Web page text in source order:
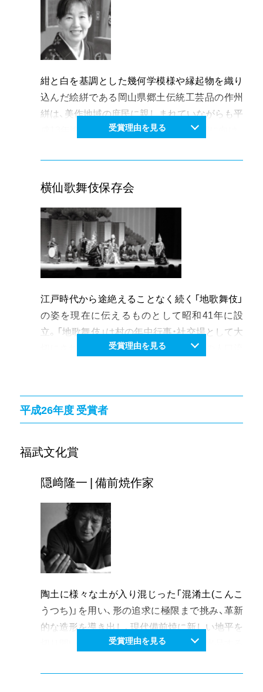
数オーケストラと共演するコンサートや岡山を
はじめ全国でリサイタルを開催しクラシックの
普及にも積極的に取り組んでいる。岡山が誇る
ピアニストとして将来を嘱望されている。
紺と白を基調とした幾何学模様や縁起物を織り
込んだ絵絣である岡山県郷土伝統工芸品の作州
絣は、美作地域の庶民に親しまれていながらも平
成13年途絶えかけていた。作州絣の復興に向け、
「手織作州絣」の継続製造者として岡山県から認
定を受ける。また「作州絣を育てる会」を「作州絣
保存会」に改め、伝統工芸伝承の普及と後継者育
成に心を砕き多方面で活動を続けている姿勢が
高く評価された。
織り人養成講座や地元の小中高等学校での伝承
継承授業をはじめ、平成26年には機織りの実演
見学や糸紡紡ぎ体験などができる「作州絣工芸
館」（津山市西今町）をオープンさせ、作品の販売
も行い観光産業としても成り立つよう取り組ん
でいる。
受賞理由を見る
横仙歌舞伎保存会
江戸時代から途絶えることなく続く「地歌舞伎」
の姿を現在に伝えるものとして昭和41年に設
立。「地歌舞伎」は村の年中行事・社交場として大
切にされてきたが戦後、農村からの若者の人口流
職員を採用するなど存続に向けて町を挙げた保
存伝承の取り組みを行い、今日まで継承されてい
年間4回の定期公演に加え、県内外への出張公演
など積極的な活動を展開する傍ら、「こども歌舞
伎教室」や地元小学校3年生の総合学習時間に1
者育成にも努めている。長きにわたる活動は県
内伝統芸能の範となっており、地域文化の向上に
果たした功績が高く評価された。
受賞理由を見る
平成26年度 受賞者
福武文化賞
隠﨑隆一 | 備前焼作家
陶土に様々な土が入り混じった「混淆土(こんこ
うつち)」を用い、形の追求に極限まで挑み、革新
的な造形を導き出し、現代備前焼に新しい地平を
切り開いている。海外での個展を開催、出品する
の審査委員や日本工芸会中国支部の副幹事長を
受賞理由を見る